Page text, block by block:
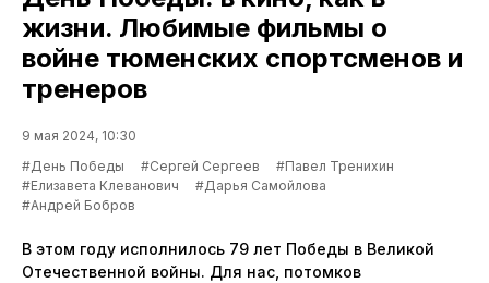
жизни. Любимые фильмы о
войне тюменских спортсменов и
тренеров
9 мая 2024, 10:30
#День Победы
#Сергей Сергеев
#Павел Тренихин
#Елизавета Клеванович
#Дарья Самойлова
#Андрей Бобров
В этом году исполнилось 79 лет Победы в Великой
Отечественной войны. Для нас, потомков